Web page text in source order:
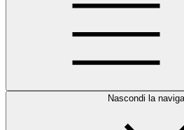
Nascondi la